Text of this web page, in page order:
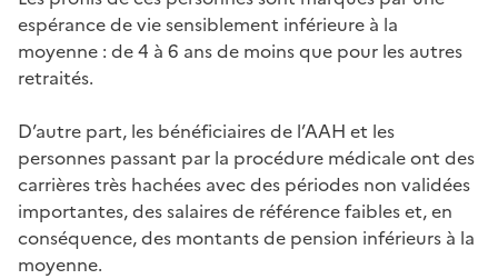
espérance de vie sensiblement inférieure à la
moyenne : de 4 à 6 ans de moins que pour les autres
retraités.
D’autre part, les bénéficiaires de l’AAH et les
personnes passant par la procédure médicale ont des
carrières très hachées avec des périodes non validées
importantes, des salaires de référence faibles et, en
conséquence, des montants de pension inférieurs à la
moyenne.